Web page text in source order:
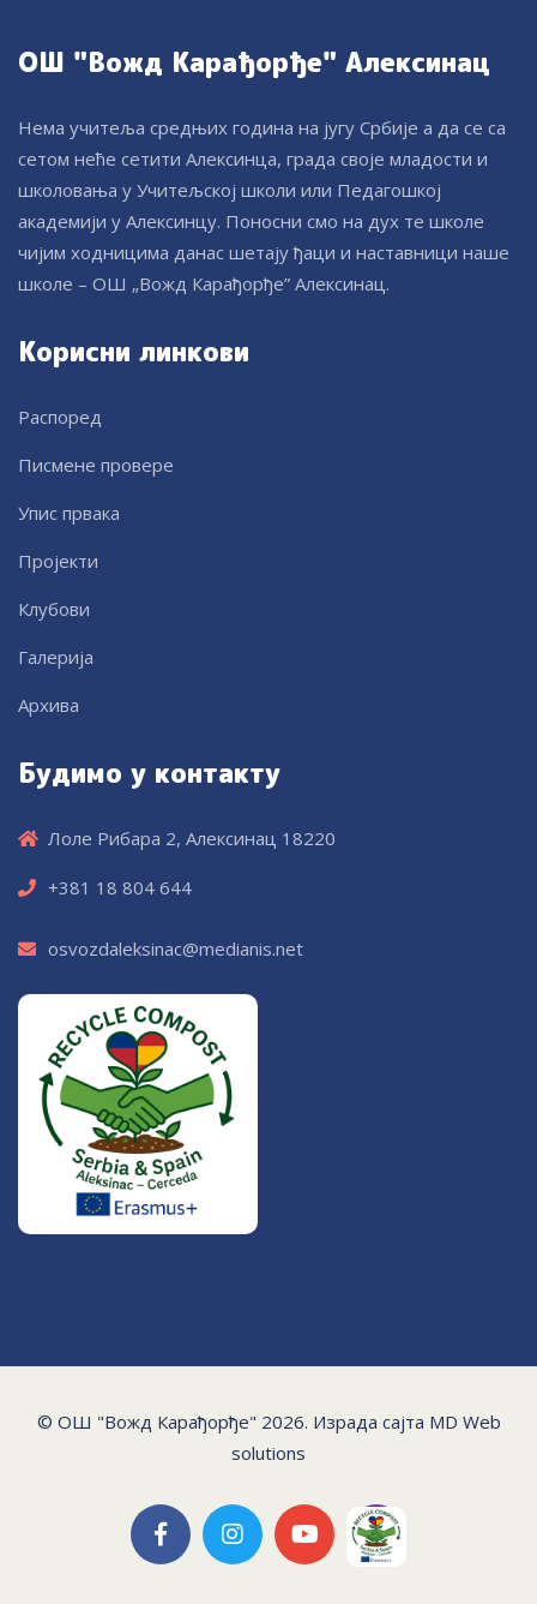
ОШ "Вожд Карађорђе" Алексинац
Нема учитеља средњих година на југу Србије а да се са
сетом неће сетити Алексинца, града своје младости и
школовања у Учитељској школи или Педагошкој
академији у Алексинцу. Поносни смо на дух те школе
чијим ходницима данас шетају ђаци и наставници наше
школе – ОШ „Вожд Карађорђе” Алексинац.
Корисни линкови
Распоред
Писмене провере
Упис првака
Пројекти
Клубови
Галерија
Архива
Будимо у контакту
Лоле Рибара 2, Алексинац 18220
+381 18 804 644
osvozdaleksinac@medianis.net
© ОШ "Вожд Карађорђе" 2026. Израда сајта MD Web
solutions